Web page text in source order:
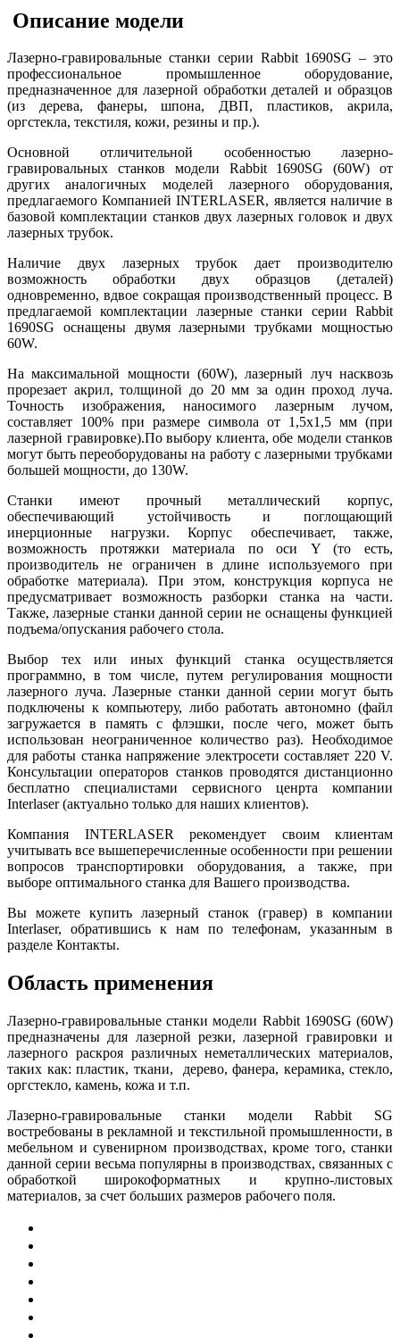
Описание модели
Лазерно-гравировальные станки серии Rabbit 1690SG – это
профессиональное промышленное оборудование,
предназначенное для лазерной обработки деталей и образцов
(из дерева, фанеры, шпона, ДВП, пластиков, акрила,
оргстекла, текстиля, кожи, резины и пр.).
Основной отличительной особенностью лазерно-
гравировальных станков модели Rabbit 1690SG (60W) от
других аналогичных моделей лазерного оборудования,
предлагаемого Компанией INTERLASER, является наличие в
базовой комплектации станков двух лазерных головок и двух
лазерных трубок.
Наличие двух лазерных трубок дает производителю
возможность обработки двух образцов (деталей)
одновременно, вдвое сокращая производственный процесс. В
предлагаемой комплектации лазерные станки серии Rabbit
1690SG оснащены двумя лазерными трубками мощностью
60W.
На максимальной мощности (60W), лазерный луч насквозь
прорезает акрил, толщиной до 20 мм за один проход луча.
Точность изображения, наносимого лазерным лучом,
составляет 100% при размере символа от 1,5х1,5 мм (при
лазерной гравировке).По выбору клиента, обе модели станков
могут быть переоборудованы на работу с лазерными трубками
большей мощности, до 130W.
Станки имеют прочный металлический корпус,
обеспечивающий устойчивость и поглощающий
инерционные нагрузки. Корпус обеспечивает, также,
возможность протяжки материала по оси Y (то есть,
производитель не ограничен в длине используемого при
обработке материала). При этом, конструкция корпуса не
предусматривает возможность разборки станка на части.
Также, лазерные станки данной серии не оснащены функцией
подъема/опускания рабочего стола.
Выбор тех или иных функций станка осуществляется
программно, в том числе, путем регулирования мощности
лазерного луча. Лазерные станки данной серии могут быть
подключены к компьютеру, либо работать автономно (файл
загружается в память с флэшки, после чего, может быть
использован неограниченное количество раз). Необходимое
для работы станка напряжение электросети составляет 220 V.
Консультации операторов станков проводятся дистанционно
бесплатно специалистами сервисного ценрта компании
Interlaser (актуально только для наших клиентов).
Компания INTERLASER рекомендует своим клиентам
учитывать все вышеперечисленные особенности при решении
вопросов транспортировки оборудования, а также, при
выборе оптимального станка для Вашего производства.
Вы можете купить лазерный станок (гравер) в компании
Interlaser, обратившись к нам по телефонам, указанным в
разделе Контакты.
Область применения
Лазерно-гравировальные станки модели Rabbit 1690SG (60W)
предназначены для лазерной резки, лазерной гравировки и
лазерного раскроя различных неметаллических материалов,
таких как: пластик, ткани, дерево, фанера, керамика, стекло,
оргстекло, камень, кожа и т.п.
Лазерно-гравировальные станки модели Rabbit SG
востребованы в рекламной и текстильной промышленности, в
мебельном и сувенирном производствах, кроме того, станки
данной серии весьма популярны в производствах, связанных с
обработкой широкоформатных и крупно-листовых
материалов, за счет больших размеров рабочего поля.